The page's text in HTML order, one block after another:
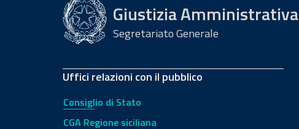
Giustizia Amministrativa
Segretariato Generale
Uffici relazioni con il pubblico
Consiglio di Stato
CGA Regione siciliana